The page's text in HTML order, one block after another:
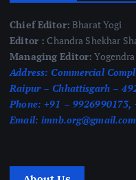
Chief Editor: Bharat Yogi
Editor : Chandra Shekhar
Managing Editor:
Address: Commercial
Raipur – Chhattisgarh –
Phone: +91 – 9926990173,
Email: imnb.org@gmail.com